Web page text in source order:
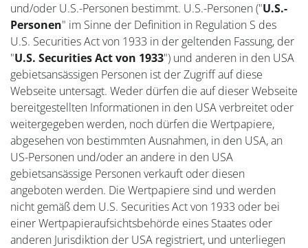
und/oder U.S.-Personen bestimmt. U.S.-Personen ("U.S.-
Personen" im Sinne der Definition in Regulation S des
U.S. Securities Act von 1933 in der geltenden Fassung, der
"U.S. Securities Act von 1933") und anderen in den USA
gebietsansässigen Personen ist der Zugriff auf diese
Webseite untersagt. Weder dürfen die auf dieser Webseite
bereitgestellten Informationen in den USA verbreitet oder
weitergegeben werden, noch dürfen die Wertpapiere,
abgesehen von bestimmten Ausnahmen, in den USA, an
US-Personen und/oder an andere in den USA
gebietsansässige Personen verkauft oder diesen
angeboten werden. Die Wertpapiere sind und werden
nicht gemäß dem U.S. Securities Act von 1933 oder bei
einer Wertpapieraufsichtsbehörde eines Staates oder
anderen Jurisdiktion der USA registriert, und unterliegen